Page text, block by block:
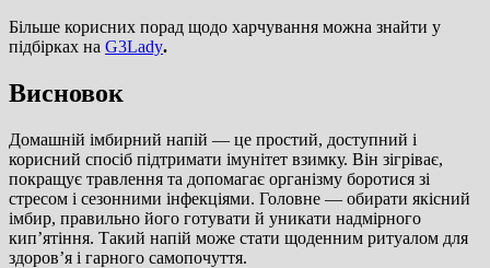
Більше корисних порад щодо харчування можна знайти у
підбірках на G3Lady.
Висновок
Домашній імбирний напій — це простий, доступний і
корисний спосіб підтримати імунітет взимку. Він зігріває,
покращує травлення та допомагає організму боротися зі
стресом і сезонними інфекціями. Головне — обирати якісний
імбир, правильно його готувати й уникати надмірного
кип’ятіння. Такий напій може стати щоденним ритуалом для
здоров’я і гарного самопочуття.